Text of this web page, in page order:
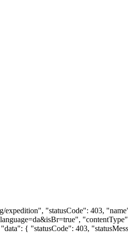
"statusCode": 403,
{ "statusCode": 403,